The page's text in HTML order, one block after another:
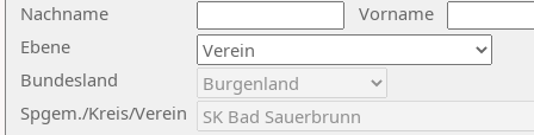
Nachname
Vorname
Ebene
Bundesland
Spgem./Kreis/Verein